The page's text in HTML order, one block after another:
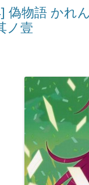
偽物語 かれ
ノ壹